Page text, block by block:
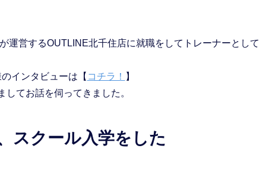
運営するOUTLINE北千住店に就職をしてトレーナーとして
インタビューは【 コチラ！ 】
てお話を伺ってきました。
スクール入学をした